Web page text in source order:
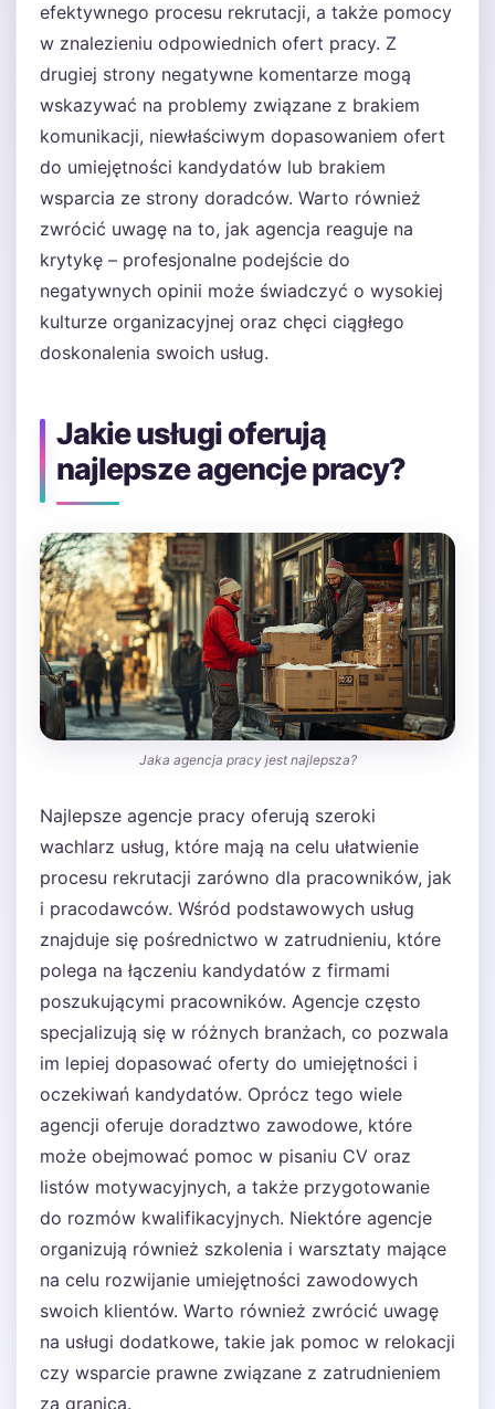
efektywnego procesu rekrutacji, a także pomocy
w znalezieniu odpowiednich ofert pracy. Z
drugiej strony negatywne komentarze mogą
wskazywać na problemy związane z brakiem
komunikacji, niewłaściwym dopasowaniem ofert
do umiejętności kandydatów lub brakiem
wsparcia ze strony doradców. Warto również
zwrócić uwagę na to, jak agencja reaguje na
krytykę – profesjonalne podejście do
negatywnych opinii może świadczyć o wysokiej
kulturze organizacyjnej oraz chęci ciągłego
doskonalenia swoich usług.
Jakie usługi oferują
najlepsze agencje pracy?
Jaka agencja pracy jest najlepsza?
Najlepsze agencje pracy oferują szeroki
wachlarz usług, które mają na celu ułatwienie
procesu rekrutacji zarówno dla pracowników, jak
i pracodawców. Wśród podstawowych usług
znajduje się pośrednictwo w zatrudnieniu, które
polega na łączeniu kandydatów z firmami
poszukującymi pracowników. Agencje często
specjalizują się w różnych branżach, co pozwala
im lepiej dopasować oferty do umiejętności i
oczekiwań kandydatów. Oprócz tego wiele
agencji oferuje doradztwo zawodowe, które
może obejmować pomoc w pisaniu CV oraz
listów motywacyjnych, a także przygotowanie
do rozmów kwalifikacyjnych. Niektóre agencje
organizują również szkolenia i warsztaty mające
na celu rozwijanie umiejętności zawodowych
swoich klientów. Warto również zwrócić uwagę
na usługi dodatkowe, takie jak pomoc w relokacji
czy wsparcie prawne związane z zatrudnieniem
za granicą.